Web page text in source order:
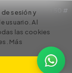
sesión y
usuario. Al
las cookies
Más
Dirección: Carrera 50 #